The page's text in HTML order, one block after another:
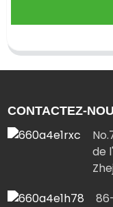
CONTACTEZ-
de